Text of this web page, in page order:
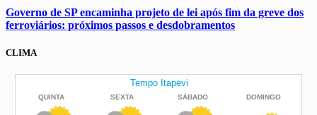
Governo de SP encaminha projeto de lei após fim da greve dos
ferroviários: próximos passos e desdobramentos
CLIMA